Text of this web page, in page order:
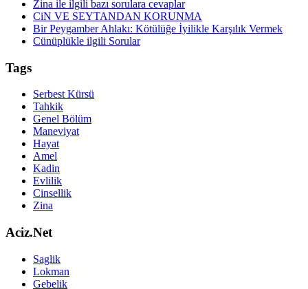
Zina ile ilgili bazı sorulara cevaplar
CiN VE SEYTANDAN KORUNMA
Bir Peygamber Ahlakı: Kötülüğe İyilikle Karşılık Vermek
Cünüplükle ilgili Sorular
Tags
Serbest Kürsü
Tahkik
Genel Bölüm
Maneviyat
Hayat
Amel
Kadin
Evlilik
Cinsellik
Zina
Aciz.Net
Saglik
Lokman
Gebelik